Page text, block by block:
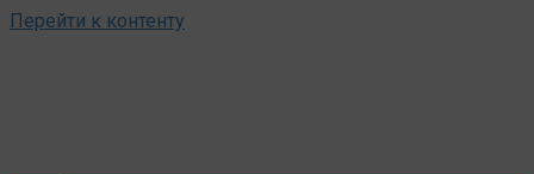
Перейти к контенту